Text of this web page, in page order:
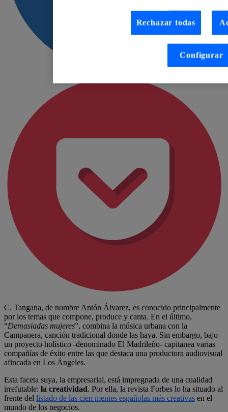
C. Tangana, de nombre Antón Álvarez, es conocido principalmente
por los temas que compone, produce y canta. En el último,
“Demasiadas mujeres”, combina la música urbana con la
Campanera, canción tradicional donde las haya. Sin embargo, bajo
un proyecto holístico -denominado El Madrileño- capitanea varias
compañías de éxito entre las que destaca una productora audiovisual
afincada en Los Ángeles.
Esta faceta suya, la empresarial, está impregnada de una cualidad
irrefutable: la creatividad. Por ella, la revista Forbes lo ha situado al
frente del listado de las cien mentes españolas más creativas en el
mundo de los negocios.
Rechazar todas
Configurar